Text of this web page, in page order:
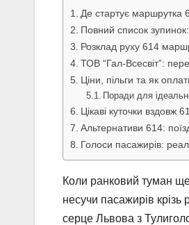
Де стартує маршрутка
Повний список
Розклад руху 614
ТОВ “Гал-Всесвіт”:
Ціни, пільги та як
Поради для
Цікаві куточки вздовж
Альтернативи 614:
Голоси пасажирів:
Коли ранковий туман
несучи пасажирів
серце Львова з